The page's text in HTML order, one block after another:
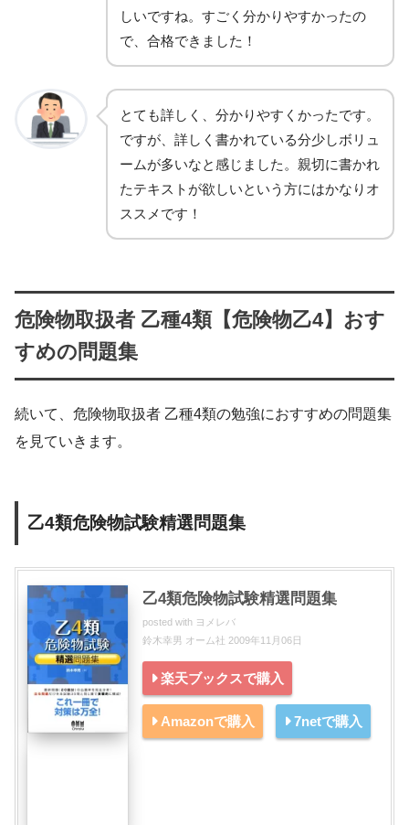
しいですね。すごく分かりやすかったの
で、合格できました！
とても詳しく、分かりやすくかったです。
ですが、詳しく書かれている分少しボリュ
ームが多いなと感じました。親切に書かれ
たテキストが欲しいという方にはかなりオ
ススメです！
危険物取扱者 乙種4類【危険物乙4】おす
すめの問題集
続いて、危険物取扱者 乙種4類の勉強におすすめの問題集
を見ていきます。
乙4類危険物試験精選問題集
乙4類危険物試験精選問題集
posted with ヨメレバ
鈴木幸男 オーム社 2009年11月06日
楽天ブックスで購入
Amazonで購入 7netで購入